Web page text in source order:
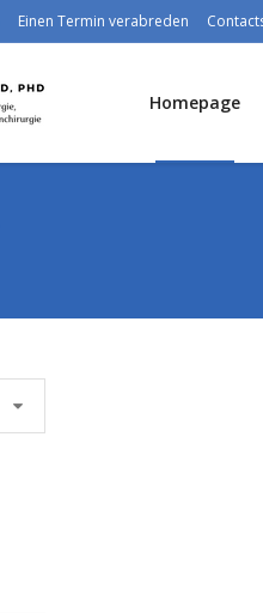
Einen Termin verabreden
Homepage